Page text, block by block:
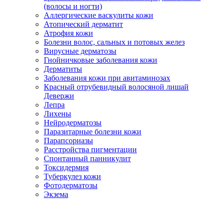
(волосы и ногти)
Аллергические васкулиты кожи
Атопический дерматит
Атрофия кожи
Болезни волос, сальных и потовых желез
Вирусные дерматозы
Гнойничковые заболевания кожи
Дерматиты
Заболевания кожи при авитаминозах
Красный отрубевидный волосяной лишай
Девержи
Лепра
Лихены
Нейродерматозы
Паразитарные болезни кожи
Парапсориазы
Расстройства пигментации
Спонтанный панникулит
Токсидермия
Туберкулез кожи
Фотодерматозы
Экзема